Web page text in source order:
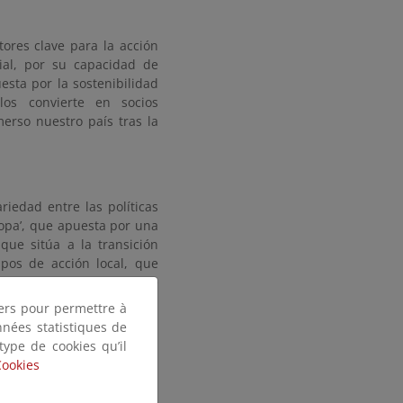
clave para la acción
por su capacidad de
por la sostenibilidad
convierte en socios
nuestro país tras la
entre las políticas
que apuesta por una
sitúa a la transición
de acción local, que
sostenibilidad como eje
pour permettre à
statistiques de
de cookies qu’il